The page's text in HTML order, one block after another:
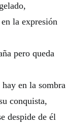
la expresión
pero queda
en la sombra
conquista,
despide de él